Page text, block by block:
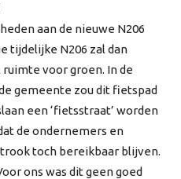
aan de nieuwe N206
tijdelijke N206 zal dan
voor groen. In de
gemeente zou dit fietspad
een ‘fietsstraat’ worden
de ondernemers en
toch bereikbaar blijven.
ons was dit geen goed